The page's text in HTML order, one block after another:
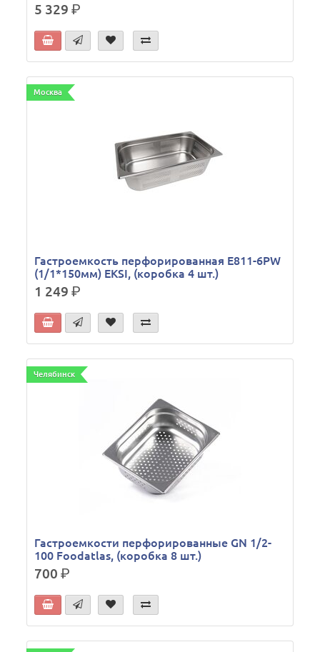
5 329р.
Москва
Гастроемкость перфорированная E811-6PW
(1/1*150мм) EKSI, (коробка 4 шт.)
1 249р.
Челябинск
Гастроемкости перфорированные GN 1/2-
100 Foodatlas, (коробка 8 шт.)
700р.